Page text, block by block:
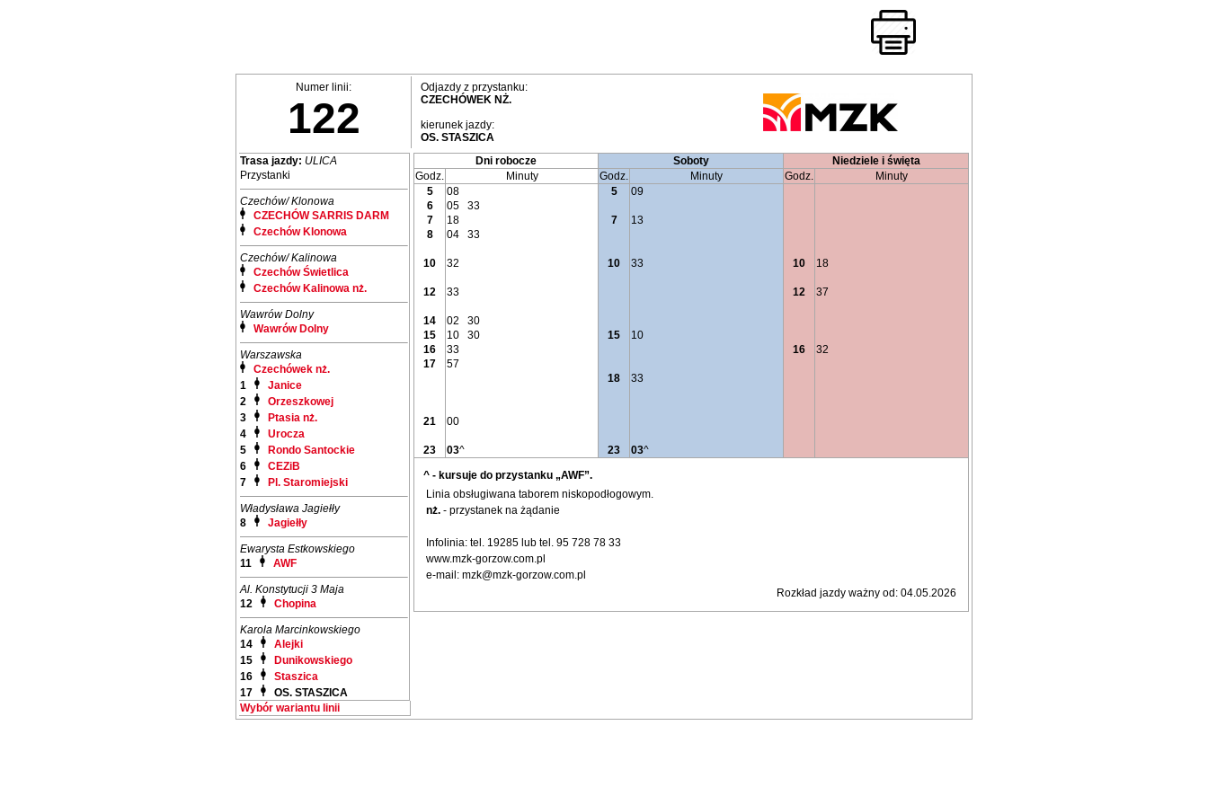
Numer linii:
122
Odjazdy z przystanku:
CZECHÓWEK NŻ.
kierunek jazdy:
OS. STASZICA
Trasa jazdy: ULICA
Przystanki
Czechów/ Klonowa
CZECHÓW SARRIS DARM
Czechów Klonowa
Czechów/ Kalinowa
Czechów Świetlica
Czechów Kalinowa nż.
Wawrów Dolny
Wawrów Dolny
Warszawska
Czechówek nż.
1
Janice
2
Orzeszkowej
3
Ptasia nż.
4
Urocza
5
Rondo Santockie
6
CEZiB
7
Pl. Staromiejski
Władysława Jagiełły
8
Jagiełły
Ewarysta Estkowskiego
11
AWF
Al. Konstytucji 3 Maja
12
Chopina
Karola Marcinkowskiego
14
Alejki
15
Dunikowskiego
16
Staszica
17
OS. STASZICA
Wybór wariantu linii
Dni robocze Soboty
Niedziele i święta
Godz.
Minuty Godz. Minuty Godz.
Minuty
5
08 5
09
6
05
33
7
18 7
13
8
04 33
10 32 10 33 10 18
12 33 12 37
14 02
30
15
10 30 15
10
16
33 16
32
17
57
18
33
21 00
23 03^ 23 03^
^ - kursuje do przystanku „AWF”.
Linia obsługiwana taborem niskopodłogowym.
nż. - przystanek na żądanie
Infolinia: tel. 19285 lub tel. 95 728 78 33
www.mzk-gorzow.com.pl
e-mail: mzk@mzk-gorzow.com.pl
Rozkład jazdy ważny od: 04.05.2026